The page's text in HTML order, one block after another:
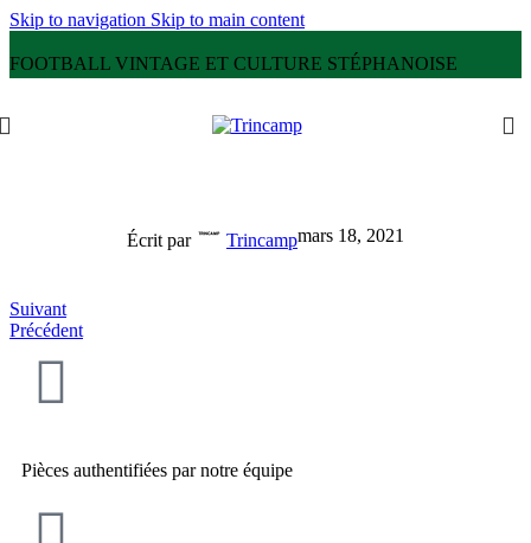
Skip to navigation Skip to main content
FOOTBALL VINTAGE ET CULTURE STÉPHANOISE
Écrit par Trincampmars 18, 2021
Suivant
Précédent
Pièces authentifiées par notre équipe